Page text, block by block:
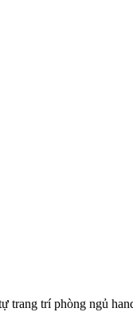
trang trí phòng ngủ